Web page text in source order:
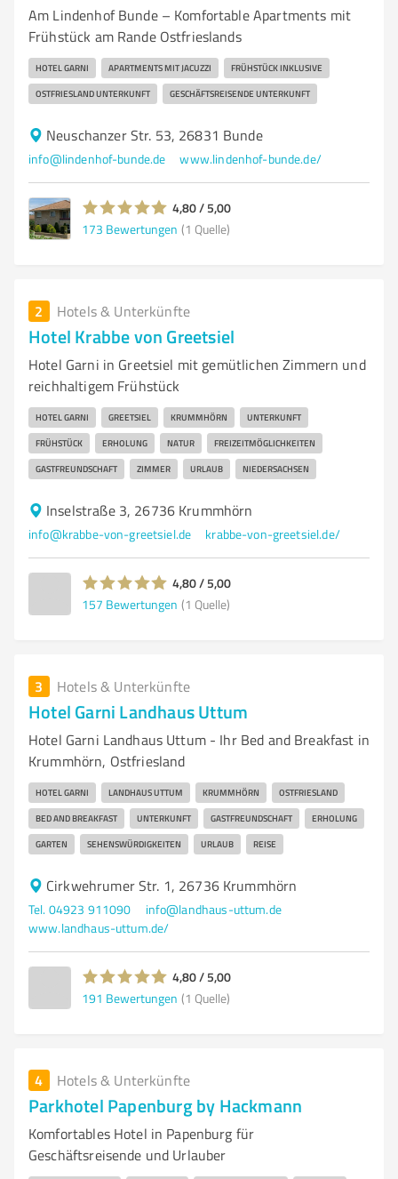
Am Lindenhof Bunde – Komfortable Apartments mit
Frühstück am Rande Ostfrieslands
HOTEL GARNI APARTMENTS MIT JACUZZI FRÜHSTÜCK INKLUSIVE
OSTFRIESLAND UNTERKUNFT GESCHÄFTSREISENDE UNTERKUNFT
Neuschanzer Str. 53, 26831 Bunde
info@lindenhof-bunde.de www.lindenhof-bunde.de/
4,80 / 5,00
173 Bewertungen (1 Quelle)
2 Hotels & Unterkünfte
Hotel Krabbe von Greetsiel
Hotel Garni in Greetsiel mit gemütlichen Zimmern und
reichhaltigem Frühstück
HOTEL GARNI GREETSIEL KRUMMHÖRN UNTERKUNFT
FRÜHSTÜCK ERHOLUNG NATUR FREIZEITMÖGLICHKEITEN
GASTFREUNDSCHAFT ZIMMER URLAUB NIEDERSACHSEN
Inselstraße 3, 26736 Krummhörn
info@krabbe-von-greetsiel.de krabbe-von-greetsiel.de/
4,80 / 5,00
157 Bewertungen (1 Quelle)
3 Hotels & Unterkünfte
Hotel Garni Landhaus Uttum
Hotel Garni Landhaus Uttum - Ihr Bed and Breakfast in
Krummhörn, Ostfriesland
HOTEL GARNI LANDHAUS UTTUM KRUMMHÖRN OSTFRIESLAND
BED AND BREAKFAST UNTERKUNFT GASTFREUNDSCHAFT ERHOLUNG
GARTEN SEHENSWÜRDIGKEITEN URLAUB REISE
Cirkwehrumer Str. 1, 26736 Krummhörn
Tel. 04923 911090
info@landhaus-uttum.de
www.landhaus-uttum.de/
4,80 / 5,00
191 Bewertungen (1 Quelle)
4 Hotels & Unterkünfte
Parkhotel Papenburg by Hackmann
Komfortables Hotel in Papenburg für
Geschäftsreisende und Urlauber